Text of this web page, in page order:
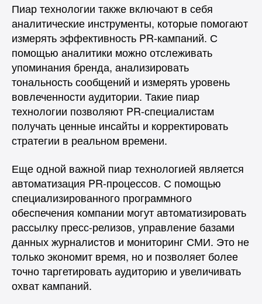
Пиар технологии также включают в себя
аналитические инструменты, которые помогают
измерять эффективность PR-кампаний. С
помощью аналитики можно отслеживать
упоминания бренда, анализировать
тональность сообщений и измерять уровень
вовлеченности аудитории. Такие пиар
технологии позволяют PR-специалистам
получать ценные инсайты и корректировать
стратегии в реальном времени.
Еще одной важной пиар технологией является
автоматизация PR-процессов. С помощью
специализированного программного
обеспечения компании могут автоматизировать
рассылку пресс-релизов, управление базами
данных журналистов и мониторинг СМИ. Это не
только экономит время, но и позволяет более
точно таргетировать аудиторию и увеличивать
охват кампаний.